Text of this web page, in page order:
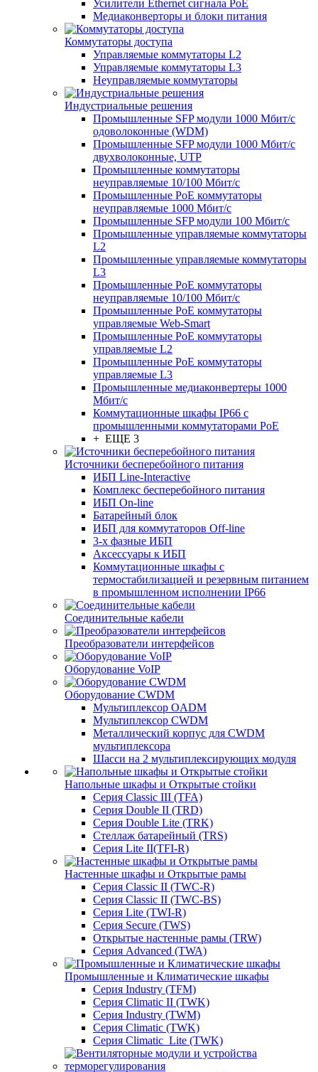
Усилители Ethernet сигнала PoE
Медиаконверторы и блоки питания
Коммутаторы доступа
Управляемые коммутаторы L2
Управляемые коммутаторы L3
Неуправляемые коммутаторы
Индустриальные решения
Промышленные SFP модули 1000 Мбит/c
одоволоконные (WDM)
Промышленные SFP модули 1000 Мбит/c
двухволоконные, UTP
Промышленные коммутаторы
неуправляемые 10/100 Мбит/с
Промышленные PoE коммутаторы
неуправляемые 1000 Мбит/с
Промышленные SFP модули 100 Мбит/c
Промышленные управляемые коммутаторы
L2
Промышленные управляемые коммутаторы
L3
Промышленные PoE коммутаторы
неуправляемые 10/100 Мбит/с
Промышленные PoE коммутаторы
управляемые Web-Smart
Промышленные PoE коммутаторы
управляемые L2
Промышленные PoE коммутаторы
управляемые L3
Промышленные медиаконвертеры 1000
Мбит/с
Коммутационные шкафы IP66 c
промышленными коммутаторами PoE
+ ЕЩЕ 3
Источники бесперебойного питания
ИБП Line-Interactive
Комплекс бесперебойного питания
ИБП On-line
Батарейный блок
ИБП для коммутаторов Off-line
3-х фазные ИБП
Аксессуары к ИБП
Коммутационные шкафы с
термостабилизацией и резервным питанием
в промышленном исполнении IP66
Соединительные кабели
Преобразователи интерфейсов
Оборудование VoIP
Оборудование CWDM
Мультиплекcор OADM
Мультиплексор CWDM
Металлический корпус для CWDM
мультиплексора
Шасси на 2 мультиплексирующих модуля
Напольные шкафы и Открытые стойки
Серия Classic III (TFA)
Серия Double II (TRD)
Серия Double Lite (TRK)
Стеллаж батарейный (TRS)
Серия Lite II(TFI-R)
Настенные шкафы и Открытые рамы
Серия Classic II (TWC-R)
Серия Classic II (TWC-BS)
Серия Lite (TWI-R)
Серия Secure (TWS)
Открытые настенные рамы (TRW)
Серия Advanced (TWA)
Промышленные и Климатические шкафы
Серия Industry (TFM)
Серия Climatic II (TWK)
Серия Industry (TWM)
Серия Climatic (TWK)
Серия Climatic_Lite (TWK)